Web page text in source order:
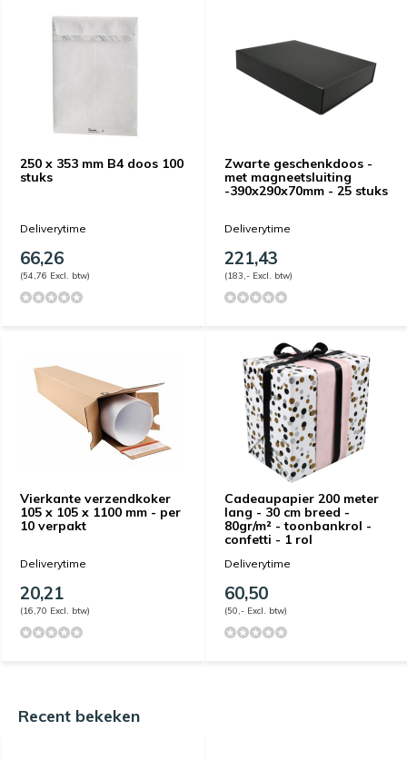
250 x 353 mm B4 doos 100
stuks
Deliverytime
66,26
(54,76 Excl. btw)
Zwarte geschenkdoos -
met magneetsluiting
-390x290x70mm - 25 stuks
Deliverytime
221,43
(183,- Excl. btw)
Vierkante verzendkoker
105 x 105 x 1100 mm - per
10 verpakt
Deliverytime
20,21
(16,70 Excl. btw)
Cadeaupapier 200 meter
lang - 30 cm breed -
80gr/m² - toonbankrol -
confetti - 1 rol
Deliverytime
60,50
(50,- Excl. btw)
Recent bekeken